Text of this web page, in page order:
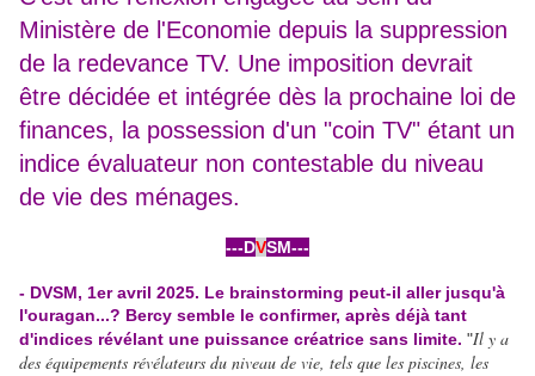
Ministère de l'Economie depuis la suppression
de la redevance TV. Une imposition devrait
être décidée et intégrée dès la prochaine loi de
finances, la possession d'un "coin TV" étant un
indice évaluateur non contestable du niveau
de vie des ménages.
---DVSM---
- DVSM, 1er avril 2025. Le brainstorming peut-il aller jusqu'à
l'ouragan...? Bercy semble le confirmer, après déjà tant
d'indices révélant une puissance créatrice sans limite. "Il y a
des équipements révélateurs du niveau de vie, tels que les piscines, les